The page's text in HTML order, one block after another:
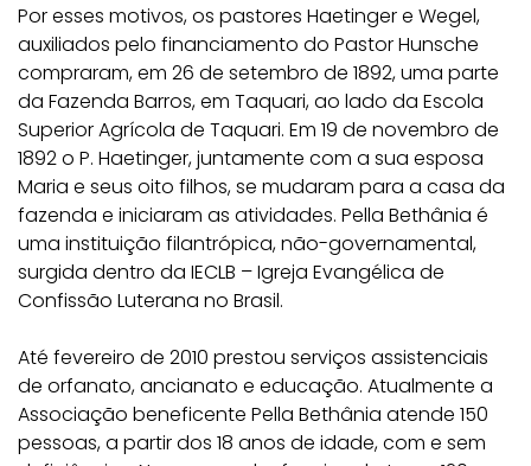
Por esses motivos, os pastores Haetinger e Wegel,
auxiliados pelo financiamento do Pastor Hunsche
compraram, em 26 de setembro de 1892, uma parte
da Fazenda Barros, em Taquari, ao lado da Escola
Superior Agrícola de Taquari. Em 19 de novembro de
1892 o P. Haetinger, juntamente com a sua esposa
Maria e seus oito filhos, se mudaram para a casa da
fazenda e iniciaram as atividades. Pella Bethânia é
uma instituição filantrópica, não-governamental,
surgida dentro da IECLB – Igreja Evangélica de
Confissão Luterana no Brasil.
Até fevereiro de 2010 prestou serviços assistenciais
de orfanato, ancianato e educação. Atualmente a
Associação beneficente Pella Bethânia atende 150
pessoas, a partir dos 18 anos de idade, com e sem